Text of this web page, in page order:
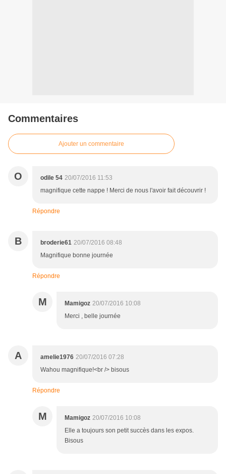
Commentaires
Ajouter un commentaire
O odile 54 20/07/2016 11:53
magnifique cette nappe ! Merci de nous l'avoir fait découvrir !
Répondre
B broderie61 20/07/2016 08:48
Magnifique bonne journée
Répondre
M Mamigoz 20/07/2016 10:08
Merci , belle journée
A amelie1976 20/07/2016 07:28
Wahou magnifique!<br /> bisous
Répondre
M Mamigoz 20/07/2016 10:08
Elle a toujours son petit succès dans les expos.
Bisous